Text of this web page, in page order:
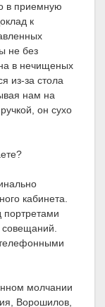
в приемную
к
не без
в нечищеных
из-за стола
нам на
он сухо
кабинета.
портретами
совещаний.
молчании
Ворошилов,